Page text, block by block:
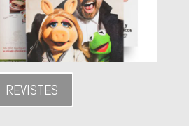
REVISTES